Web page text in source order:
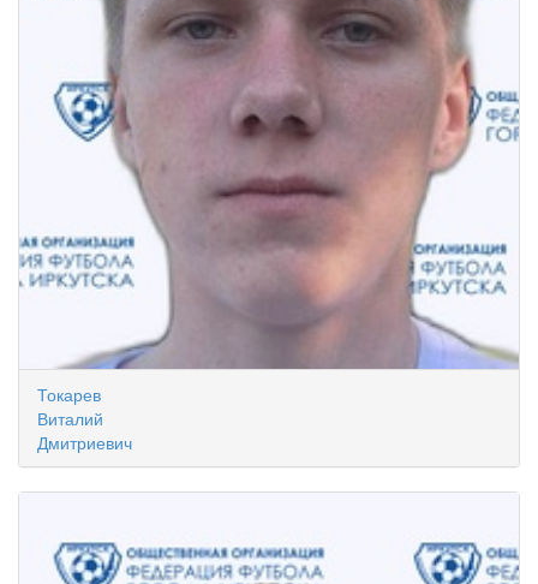
Токарев
Виталий
Дмитриевич